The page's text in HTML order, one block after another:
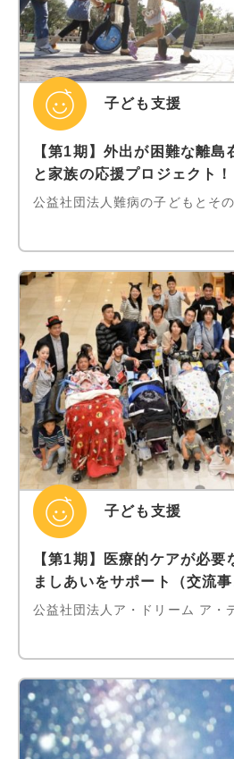
子ども支援
【第1期】外出が困難な離
と家族の応援プロジェクト！
公益社団法人難病の子どもとそ
子ども支援
【第1期】医療的ケアが必
ましあいをサポート（交流
公益社団法人ア・ドリーム ア・